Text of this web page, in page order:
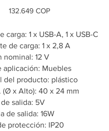
Precio
132.649 COP
carga: 1 x USB-A, 1 x USB-C
de carga: 1 x 2,8 A
nominal: 12 V
aplicación: Muebles
del producto: plástico
(Ø x Alto): 40 x 24 mm
salida: 5V
de salida: 16W
protección: IP20